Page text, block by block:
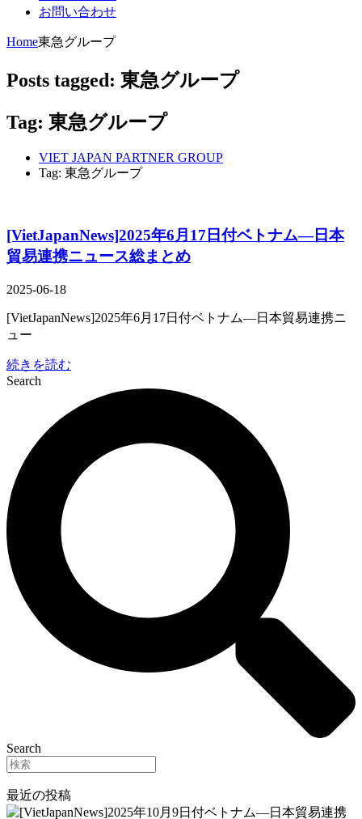
お問い合わせ
Home東急グループ
Posts tagged: 東急グループ
Tag: 東急グループ
VIET JAPAN PARTNER GROUP
Tag: 東急グループ
[VietJapanNews]2025年6月17日付ベトナム―日本
貿易連携ニュース総まとめ
2025-06-18
[VietJapanNews]2025年6月17日付ベトナム―日本貿易連携ニ
ュー
続きを読む
Search
Search
最近の投稿